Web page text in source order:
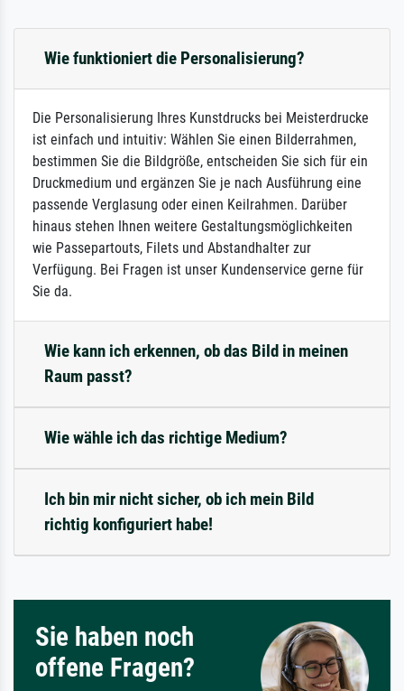
Wie funktioniert die Personalisierung?
Die Personalisierung Ihres Kunstdrucks bei Meisterdrucke
ist einfach und intuitiv: Wählen Sie einen Bilderrahmen,
bestimmen Sie die Bildgröße, entscheiden Sie sich für ein
Druckmedium und ergänzen Sie je nach Ausführung eine
passende Verglasung oder einen Keilrahmen. Darüber
hinaus stehen Ihnen weitere Gestaltungsmöglichkeiten
wie Passepartouts, Filets und Abstandhalter zur
Verfügung. Bei Fragen ist unser Kundenservice gerne für
Sie da.
Wie kann ich erkennen, ob das Bild in meinen
Raum passt?
Wie wähle ich das richtige Medium?
Ich bin mir nicht sicher, ob ich mein Bild
richtig konfiguriert habe!
Sie haben noch
offene Fragen?